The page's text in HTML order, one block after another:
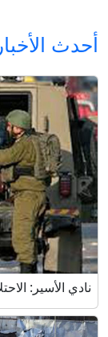
أحدث الأخبار
نادي الأسير: